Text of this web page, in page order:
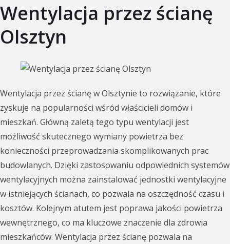
Wentylacja przez ścianę
Olsztyn
Wentylacja przez ścianę w Olsztynie to rozwiązanie, które
zyskuje na popularności wśród właścicieli domów i
mieszkań. Główną zaletą tego typu wentylacji jest
możliwość skutecznego wymiany powietrza bez
konieczności przeprowadzania skomplikowanych prac
budowlanych. Dzięki zastosowaniu odpowiednich systemów
wentylacyjnych można zainstalować jednostki wentylacyjne
w istniejących ścianach, co pozwala na oszczędność czasu i
kosztów. Kolejnym atutem jest poprawa jakości powietrza
wewnętrznego, co ma kluczowe znaczenie dla zdrowia
mieszkańców. Wentylacja przez ścianę pozwala na